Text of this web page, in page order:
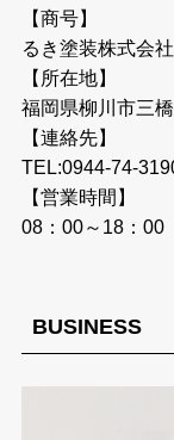
【商号】
るき塗装株式会社
【所在地】
福岡県柳川市三
【連絡先】
TEL:0944-74-
【営業時間】
08：00～18：00
BUSINESS